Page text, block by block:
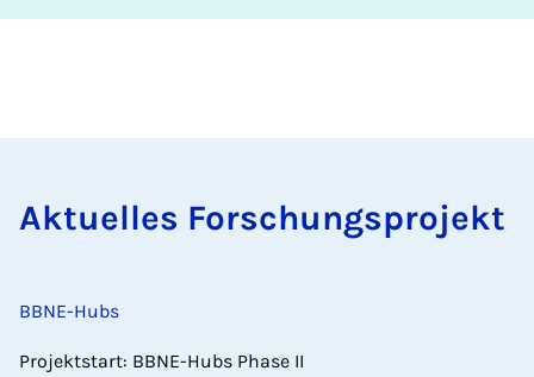
Aktuelles Forschungsprojekt
BBNE-Hubs
Projektstart: BBNE-Hubs Phase II